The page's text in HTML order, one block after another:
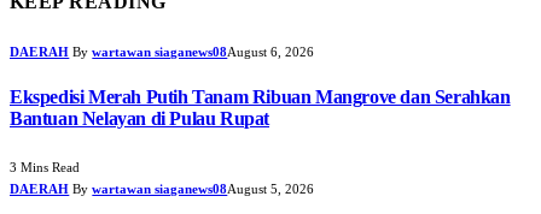
DAERAH By wartawan siaganews08August 6, 2026
Ekspedisi Merah Putih Tanam Ribuan Mangrove dan Serahkan
Bantuan Nelayan di Pulau Rupat
3 Mins Read
DAERAH By wartawan siaganews08August 5, 2026